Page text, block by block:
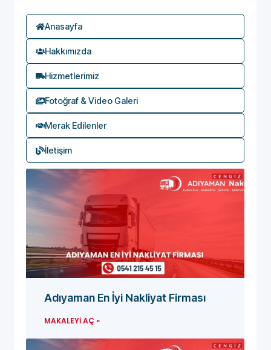
Anasayfa
Hakkımızda
Hizmetlerimiz
Fotoğraf & Video Galeri
Merak Edilenler
İletişim
Adıyaman En İyi Nakliyat Firması
MAKALEYI AÇ »